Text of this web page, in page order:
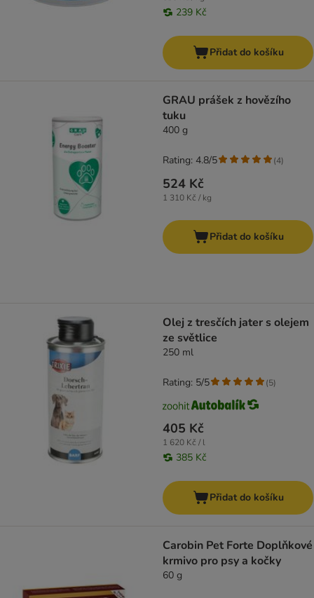
239 Kč
Přidat do košíku
GRAU prášek z hovězího
tuku
400 g
524 Kč
1 310 Kč / kg
Rating: 4.8/5 (4)
Přidat do košíku
Olej z tresčích jater s olejem
ze světlice
250 ml
405 Kč
1 620 Kč / l
385 Kč
Rating: 5/5 (5)
Přidat do košíku
Carobin Pet Forte Doplňkové
krmivo pro psy a kočky
60 g